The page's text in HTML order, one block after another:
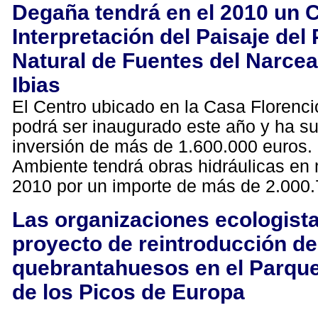
Degaña tendrá en el 2010 un
Interpretación del Paisaje del
Natural de Fuentes del
Ibias
El Centro ubicado en la Casa
podrá ser inaugurado este año y ha
inversión de más de 1.600.000 euros.
Ambiente tendrá obras hidráulicas en
2010 por un importe de más de
Las organizaciones
proyecto de reintroducción
quebrantahuesos en el
de los Picos de Europa